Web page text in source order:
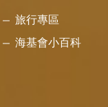
旅行專區
海基會小百科